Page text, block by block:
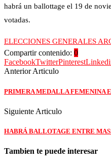
habrá un ballottage el 19 de
votadas.
ELECCIONES GENERALES
Compartir contenido: 0
FacebookTwitterPinterest
Anterior Articulo
PRIMERA MEDALLA FEMENINA
Siguiente Articulo
HABRÁ BALLOTAGE ENTRE
Tambien te puede interesar